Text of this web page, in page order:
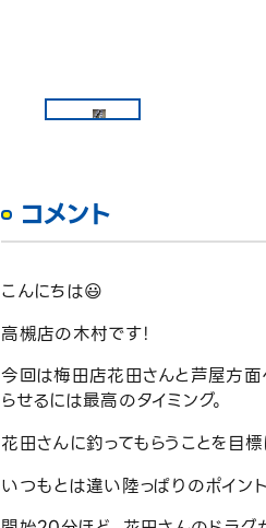
コメント
こんにちは😃
高槻店の木村です！
今回は梅田店花田さんと芦屋方面
らせるには最高のタイミング。
花田さんに釣ってもらうことを目
いつもとは違い陸っぱりのポイン